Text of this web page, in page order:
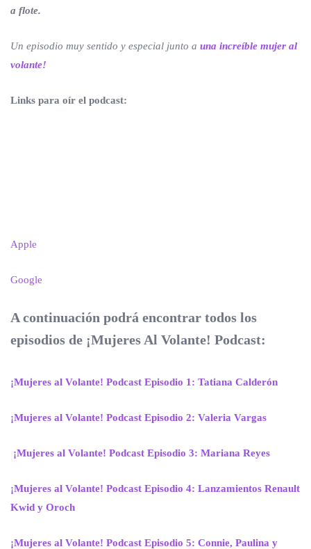
a flote.
Un episodio muy sentido y especial junto a una increíble mujer al
volante!
Links para oír el podcast:
Apple
Google
A continuación podrá encontrar todos los
episodios de ¡Mujeres Al Volante! Podcast:
¡Mujeres al Volante! Podcast Episodio 1: Tatiana Calderón
¡Mujeres al Volante! Podcast Episodio 2: Valeria Vargas
¡Mujeres al Volante! Podcast Episodio 3: Mariana Reyes
¡Mujeres al Volante! Podcast Episodio 4: Lanzamientos Renault
Kwid y Oroch
¡Mujeres al Volante! Podcast Episodio 5: Connie, Paulina y